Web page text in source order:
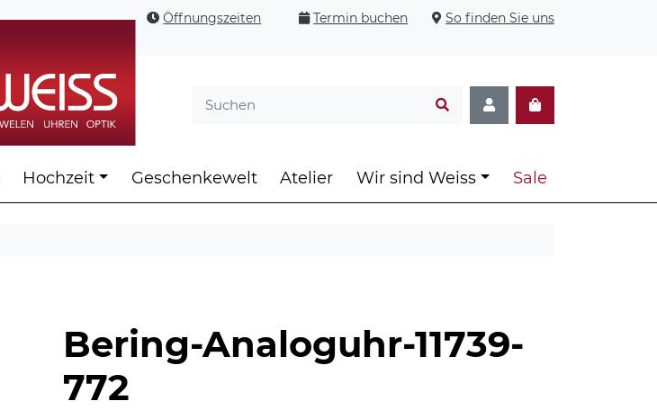
Öffnungszeiten Termin buchen So finden Sie uns
Hochzeit Geschenkewelt Atelier Wir sind Weiss Sale
Bering-Analoguhr-11739-
772